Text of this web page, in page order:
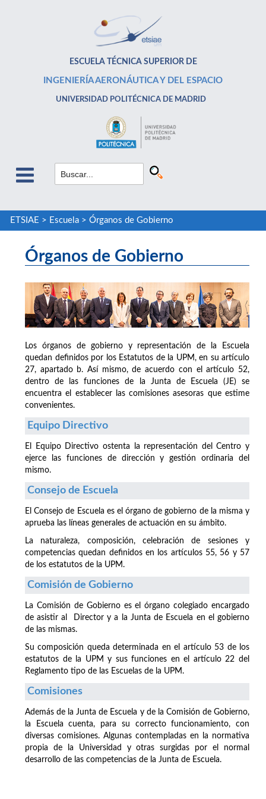
ESCUELA TÉCNICA SUPERIOR DE
INGENIERÍA AERONÁUTICA Y DEL ESPACIO
UNIVERSIDAD POLITÉCNICA DE MADRID
ETSIAE > Escuela> Órganos de Gobierno
Órganos de Gobierno
Los órganos de gobierno y representación de la Escuela
quedan definidos por los Estatutos de la UPM, en su artículo
27, apartado b. Así mismo, de acuerdo con el artículo 52,
dentro de las funciones de la Junta de Escuela (JE) se
encuentra el establecer las comisiones asesoras que estime
convenientes.
Equipo Directivo
El Equipo Directivo ostenta la representación del Centro y
ejerce las funciones de dirección y gestión ordinaria del
mismo.
Consejo de Escuela
El Consejo de Escuela es el órgano de gobierno de la misma y
aprueba las líneas generales de actuación en su ámbito.
La naturaleza, composición, celebración de sesiones y
competencias quedan definidos en los artículos 55, 56 y 57
de los estatutos de la UPM.
Comisión de Gobierno
La Comisión de Gobierno es el órgano colegiado encargado
de asistir al Director y a la Junta de Escuela en el gobierno
de las mismas.
Su composición queda determinada en el artículo 53 de los
estatutos de la UPM y sus funciones en el artículo 22 del
Reglamento tipo de las Escuelas de la UPM.
Comisiones
Además de la Junta de Escuela y de la Comisión de Gobierno,
la Escuela cuenta, para su correcto funcionamiento, con
diversas comisiones. Algunas contempladas en la normativa
propia de la Universidad y otras surgidas por el normal
desarrollo de las competencias de la Junta de Escuela.